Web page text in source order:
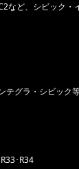
など、シビック・
テグラ・シビック
･R34